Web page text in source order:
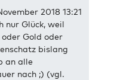
2018 13:21
nur Glück, weil
Gold oder
bislang
an alle
nach ;) (vgl.